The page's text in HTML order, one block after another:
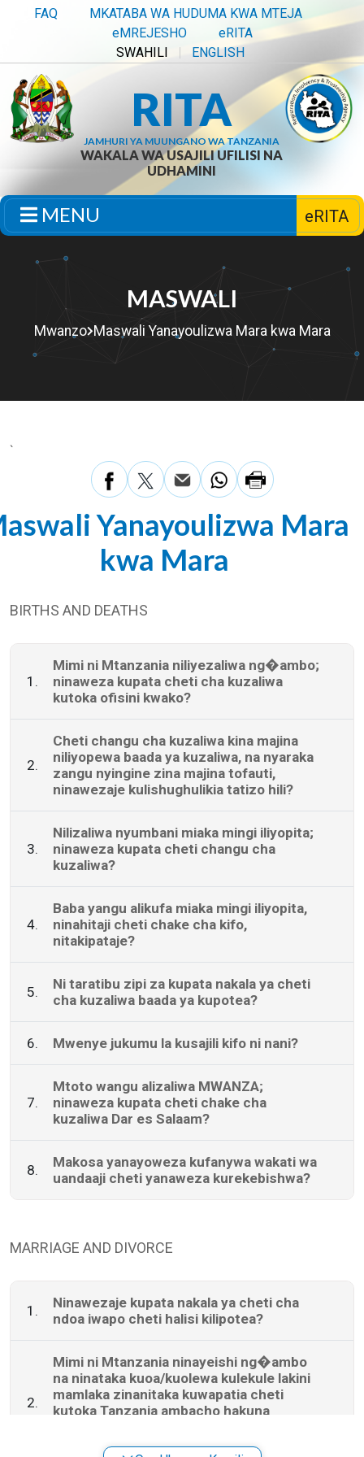
FAQ
MKATABA WA HUDUMA KWA MTEJA
eMREJESHO
eRITA
SWAHILI
ENGLISH
RITA
JAMHURI YA MUUNGANO WA TANZANIA
WAKALA WA USAJILI UFILISI NA
UDHAMINI
MENU eRITA
MASWALI
Mwanzo Maswali Yanayoulizwa Mara kwa Mara
`
Yanayoulizwa Mara
kwa Mara
BIRTHS AND DEATHS
1.
Mimi ni Mtanzania niliyezaliwa ng�ambo;
ninaweza kupata cheti cha kuzaliwa
kutoka ofisini kwako?
2.
Cheti changu cha kuzaliwa kina majina
niliyopewa baada ya kuzaliwa, na nyaraka
zangu nyingine zina majina tofauti,
ninawezaje kulishughulikia tatizo hili?
3.
Nilizaliwa nyumbani miaka mingi iliyopita;
ninaweza kupata cheti changu cha
kuzaliwa?
4.
Baba yangu alikufa miaka mingi iliyopita,
ninahitaji cheti chake cha kifo,
nitakipataje?
5.
Ni taratibu zipi za kupata nakala ya cheti
cha kuzaliwa baada ya kupotea?
6. Mwenye jukumu la kusajili kifo ni nani?
7.
Mtoto wangu alizaliwa MWANZA;
ninaweza kupata cheti chake cha
kuzaliwa Dar es Salaam?
8.
Makosa yanayoweza kufanywa wakati wa
uandaaji cheti yanaweza kurekebishwa?
MARRIAGE AND DIVORCE
1.
Ninawezaje kupata nakala ya cheti cha
ndoa iwapo cheti halisi kilipotea?
2.
Mimi ni Mtanzania ninayeishi ng�ambo
na ninataka kuoa/kuolewa kulekule lakini
mamlaka zinanitaka kuwapatia cheti
kutoka Tanzania ambacho hakuna
kukipata?